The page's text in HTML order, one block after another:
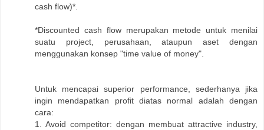
cash flow)*.
*Discounted cash flow merupakan metode untuk menilai
suatu project, perusahaan, ataupun aset dengan
menggunakan konsep "time value of money".
Untuk mencapai superior performance, sederhanya jika
ingin mendapatkan profit diatas normal adalah dengan
cara:
1. Avoid competitor: dengan membuat attractive industry,